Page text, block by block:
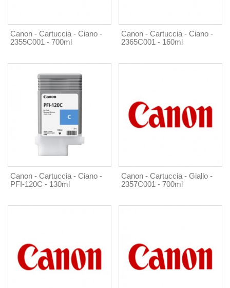
Canon - Cartuccia - Ciano -
2355C001 - 700ml
Canon - Cartuccia - Ciano -
2365C001 - 160ml
Canon - Cartuccia - Ciano -
PFI-120C - 130ml
Canon - Cartuccia - Giallo -
2357C001 - 700ml